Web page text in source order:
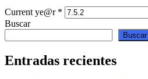
Current ye@r *
Buscar
Buscar
Entradas recientes